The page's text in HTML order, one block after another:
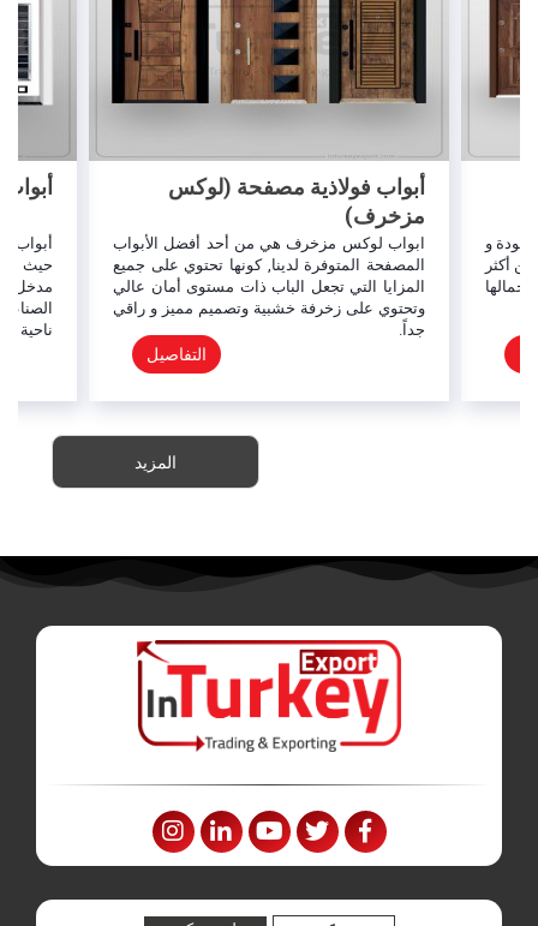
أفضل الأبواب
تحتوي على جميع
مستوى أمان عالي
مميز و راقي
التفاصيل
أبواب مدخل بناء مصفحة
أبواب مدخل البناء المصفحة تتميز بقوتها وصلابتها
حيث أنها توفر المزايا الكاملة المتوفرة في كل
مدخل البناء و يضاف إليها الصلابة و المتانة في
الصناعة والتي تعمل على توفير الأمان والراحة من
التفاصيل
المزيد